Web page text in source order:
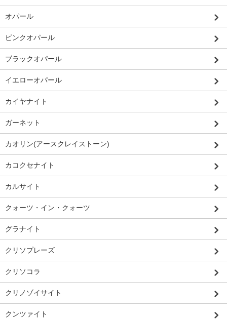
オパール
ピンクオパール
ブラックオパール
イエローオパール
カイヤナイト
ガーネット
カオリン(アースクレイストーン)
カコクセナイト
カルサイト
クォーツ・イン・クォーツ
グラナイト
クリソプレーズ
クリソコラ
クリノゾイサイト
クンツァイト